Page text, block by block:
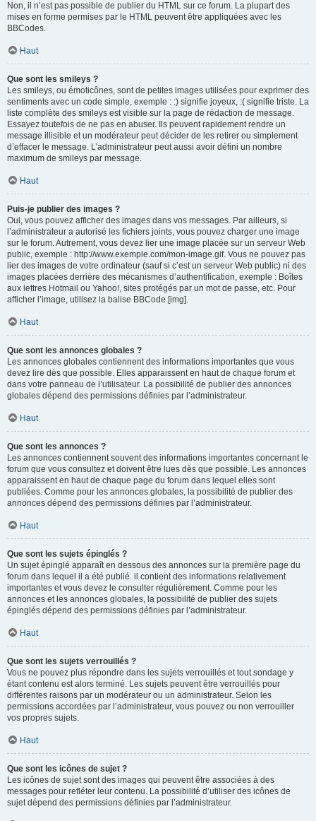
Non, il n’est pas possible de publier du HTML sur ce forum. La plupart des
mises en forme permises par le HTML peuvent être appliquées avec les
BBCodes.
Haut
Que sont les smileys ?
Les smileys, ou émoticônes, sont de petites images utilisées pour exprimer des
sentiments avec un code simple, exemple : :) signifie joyeux, :( signifie triste. La
liste complète des smileys est visible sur la page de rédaction de message.
Essayez toutefois de ne pas en abuser. Ils peuvent rapidement rendre un
message illisible et un modérateur peut décider de les retirer ou simplement
d’effacer le message. L’administrateur peut aussi avoir défini un nombre
maximum de smileys par message.
Haut
Puis-je publier des images ?
Oui, vous pouvez afficher des images dans vos messages. Par ailleurs, si
l’administrateur a autorisé les fichiers joints, vous pouvez charger une image
sur le forum. Autrement, vous devez lier une image placée sur un serveur Web
public, exemple : http://www.exemple.com/mon-image.gif. Vous ne pouvez pas
lier des images de votre ordinateur (sauf si c’est un serveur Web public) ni des
images placées derrière des mécanismes d’authentification, exemple : Boîtes
aux lettres Hotmail ou Yahoo!, sites protégés par un mot de passe, etc. Pour
afficher l’image, utilisez la balise BBCode [img].
Haut
Que sont les annonces globales ?
Les annonces globales contiennent des informations importantes que vous
devez lire dès que possible. Elles apparaissent en haut de chaque forum et
dans votre panneau de l’utilisateur. La possibilité de publier des annonces
globales dépend des permissions définies par l’administrateur.
Haut
Que sont les annonces ?
Les annonces contiennent souvent des informations importantes concernant le
forum que vous consultez et doivent être lues dès que possible. Les annonces
apparaissent en haut de chaque page du forum dans lequel elles sont
publiées. Comme pour les annonces globales, la possibilité de publier des
annonces dépend des permissions définies par l’administrateur.
Haut
Que sont les sujets épinglés ?
Un sujet épinglé apparaît en dessous des annonces sur la première page du
forum dans lequel il a été publié. il contient des informations relativement
importantes et vous devez le consulter régulièrement. Comme pour les
annonces et les annonces globales, la possibilité de publier des sujets
épinglés dépend des permissions définies par l’administrateur.
Haut
Que sont les sujets verrouillés ?
Vous ne pouvez plus répondre dans les sujets verrouillés et tout sondage y
étant contenu est alors terminé. Les sujets peuvent être verrouillés pour
différentes raisons par un modérateur ou un administrateur. Selon les
permissions accordées par l’administrateur, vous pouvez ou non verrouiller
vos propres sujets.
Haut
Que sont les icônes de sujet ?
Les icônes de sujet sont des images qui peuvent être associées à des
messages pour refléter leur contenu. La possibilité d’utiliser des icônes de
sujet dépend des permissions définies par l’administrateur.